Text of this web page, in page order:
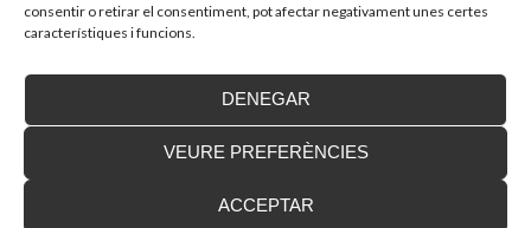
consentir o retirar el consentiment, pot afectar negativament unes certes
característiques i funcions.
ACCEPTAR
DENEGAR
VEURE PREFERÈNCIES
Lloc web